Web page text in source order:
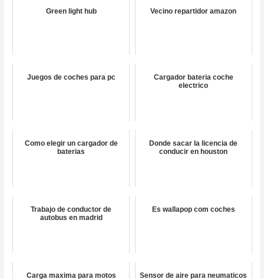
Green light hub Vecino repartidor amazon
Juegos de coches para pc
Cargador bateria coche
electrico
Como elegir un cargador de
baterias
Donde sacar la licencia de
conducir en houston
Trabajo de conductor de
autobus en madrid
Es wallapop com coches
Carga maxima para motos Sensor de aire para neumaticos